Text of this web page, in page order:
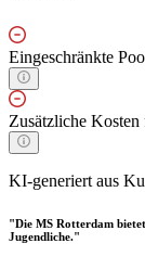
Eingeschränkte
Zusätzliche
KI-generiert aus
"Die MS Rotterdam
Jugendliche."